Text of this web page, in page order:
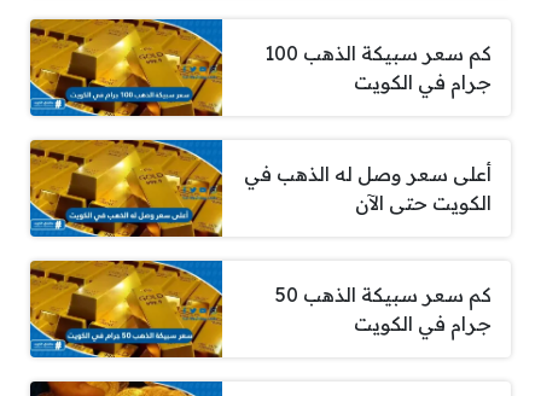
كم سعر سبيكة الذهب 100
جرام في الكويت
أعلى سعر وصل له الذهب في
الكويت حتى الآن
كم سعر سبيكة الذهب 50
جرام في الكويت